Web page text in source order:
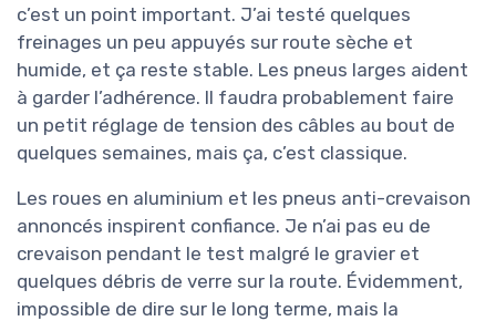
c’est un point important. J’ai testé quelques
freinages un peu appuyés sur route sèche et
humide, et ça reste stable. Les pneus larges aident
à garder l’adhérence. Il faudra probablement faire
un petit réglage de tension des câbles au bout de
quelques semaines, mais ça, c’est classique.
Les roues en aluminium et les pneus anti-crevaison
annoncés inspirent confiance. Je n’ai pas eu de
crevaison pendant le test malgré le gravier et
quelques débris de verre sur la route. Évidemment,
impossible de dire sur le long terme, mais la